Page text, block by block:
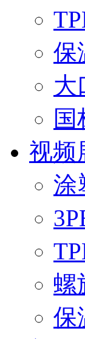
保
大
国
视频
涂
螺
保